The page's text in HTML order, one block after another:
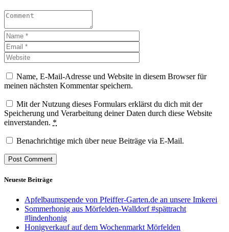
Name, E-Mail-Adresse und Website in diesem Browser für
meinen nächsten Kommentar speichern.
Mit der Nutzung dieses Formulars erklärst du dich mit der
Speicherung und Verarbeitung deiner Daten durch diese Website
einverstanden. *
Benachrichtige mich über neue Beiträge via E-Mail.
Neueste Beiträge
Apfelbaumspende von Pfeiffer-Garten.de an unsere Imkerei
Sommerhonig aus Mörfelden-Walldorf #spättracht
#lindenhonig
Honigverkauf auf dem Wochenmarkt Mörfelden